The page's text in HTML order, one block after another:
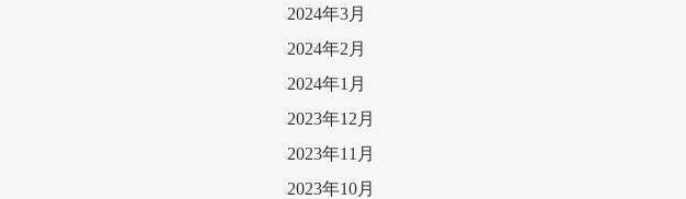
2024年3月
2024年2月
2024年1月
2023年12月
2023年11月
2023年10月